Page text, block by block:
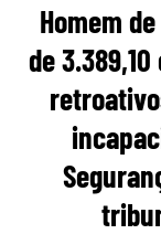
Homem
de